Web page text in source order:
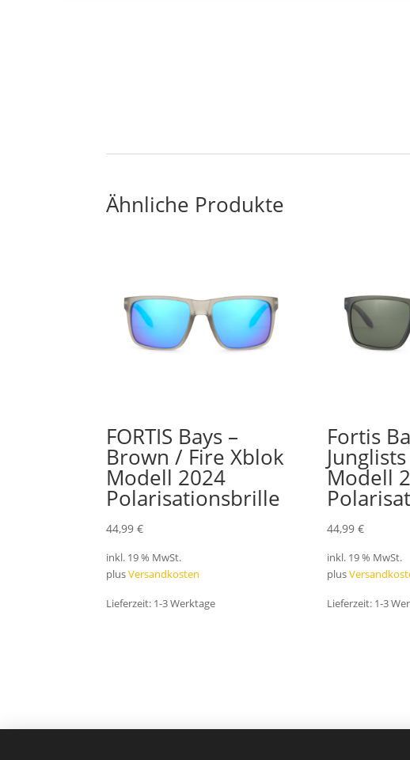
Ähnliche Produkte
FORTIS Bays –
Brown / Fire Xblok
Modell 2024
Polarisationsbrille
44,99€
inkl. 19 % MwSt.
plusVersandkosten
Lieferzeit: 1-3 Werktage
Fortis
Modell
44,99€
inkl. 19 % MwSt.
plus
Lieferzeit: 1-3